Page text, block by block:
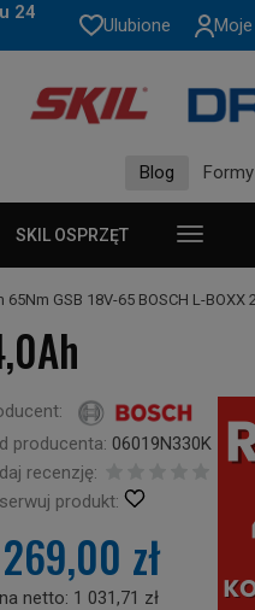
24
Ulubione
Blog
SKIL OSPRZĘT
GSB 18V-65 BOSCH L-BOXX
producenta: 06019N330K
recenzję:
produkt:
zł
netto: 1 031,71 zł